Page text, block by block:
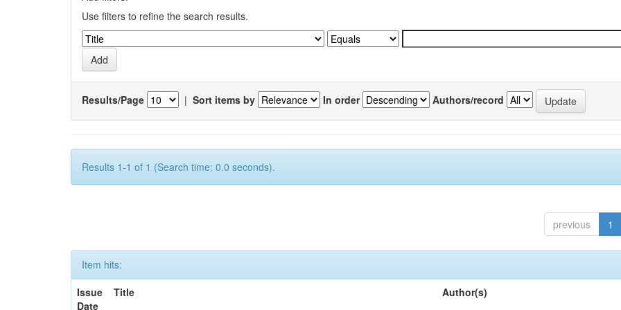
Use filters to refine the search results.
Results/Page | Sort items by In order Authors/record
Results 1-1 of 1 (Search time: 0.0 seconds).
previous 1
Item hits:
Issue
Date
Title Author(s)